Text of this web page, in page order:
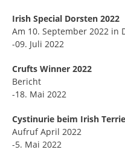
Irish Special Dorsten 2022
Am 10. September 2022 in
-09. Juli 2022
Crufts Winner 2022
Bericht
-18. Mai 2022
Cystinurie beim Irish
Aufruf April 2022
-5. Mai 2022